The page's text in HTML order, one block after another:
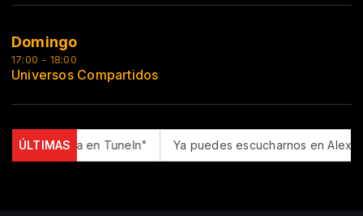
Domingo
17:00 - 18:00
Universos Compartidos
ÚLTIMAS
Romantica en TuneIn" Ya puedes escucharnos en Alexa